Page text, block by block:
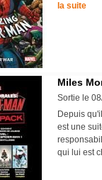
la suite
Miles
Sortie le
Depuis
est une
qui lui est